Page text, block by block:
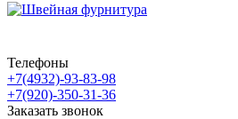
Телефоны
+7(4932)-93-83-98
+7(920)-350-31-36
Заказать звонок